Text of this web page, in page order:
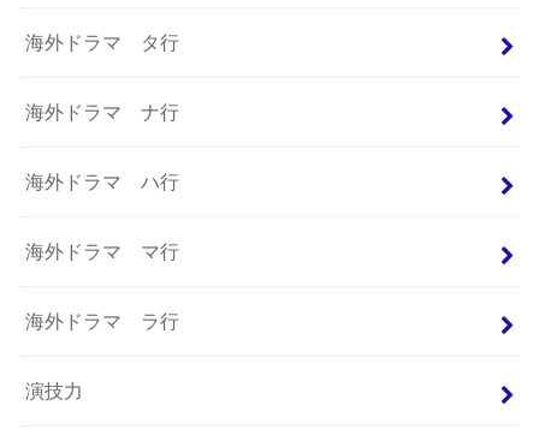
海外ドラマ タ行
海外ドラマ ナ行
海外ドラマ ハ行
海外ドラマ マ行
海外ドラマ ラ行
演技力